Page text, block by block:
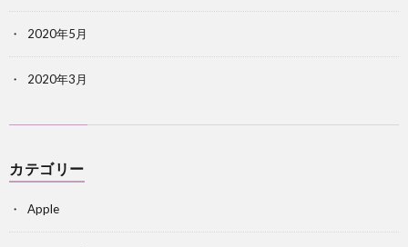
2020年5月
2020年3月
カテゴリー
Apple